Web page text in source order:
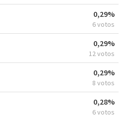
0,29%
6 votos
0,29%
12 votos
0,29%
8 votos
0,28%
6 votos